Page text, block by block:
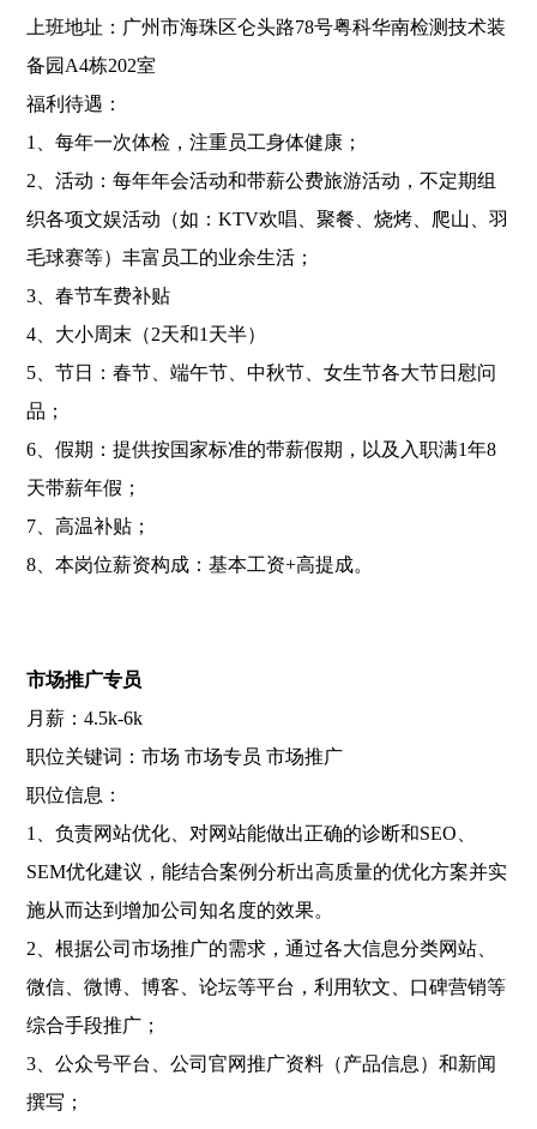
上班地址：广州市海珠区仑头路78号粤科华南检测技术装
备园A4栋202室
福利待遇：
1、每年一次体检，注重员工身体健康；
2、活动：每年年会活动和带薪公费旅游活动，不定期组
织各项文娱活动（如：KTV欢唱、聚餐、烧烤、爬山、羽
毛球赛等）丰富员工的业余生活；
3、春节车费补贴
4、大小周末（2天和1天半）
5、节日：春节、端午节、中秋节、女生节各大节日慰问
品；
6、假期：提供按国家标准的带薪假期，以及入职满1年8
天带薪年假；
7、高温补贴；
8、本岗位薪资构成：基本工资+高提成。
市场推广专员
月薪：4.5k-6k
职位关键词：市场 市场专员 市场推广
职位信息：
1、负责网站优化、对网站能做出正确的诊断和SEO、
SEM优化建议，能结合案例分析出高质量的优化方案并实
施从而达到增加公司知名度的效果。
2、根据公司市场推广的需求，通过各大信息分类网站、
微信、微博、博客、论坛等平台，利用软文、口碑营销等
综合手段推广；
3、公众号平台、公司官网推广资料（产品信息）和新闻
撰写；